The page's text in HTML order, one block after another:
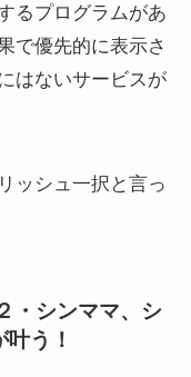
るプログラムがあ
で優先的に表示さ
はないサービスが
ッシュ一択と言っ
・シンママ、シ
う！